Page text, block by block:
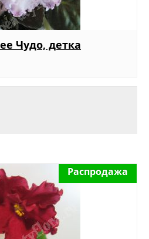
Чудо, детка
Распродажа